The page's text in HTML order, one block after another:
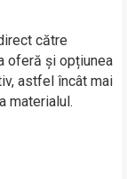
către
oferă și opțiunea
astfel încât mai
materialul.